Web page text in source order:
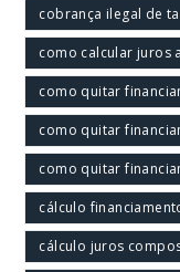
cobrança ilegal de
como calcular juros
como quitar
como quitar
como quitar
cálculo
cálculo juros